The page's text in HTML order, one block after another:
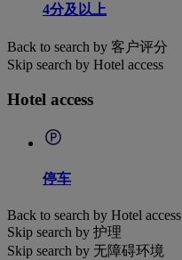
4分及以上
Back to search by 客户评分
Skip search by Hotel access
Hotel access
停车
Back to search by Hotel access
Skip search by 护理
Skip search by 无障碍环境